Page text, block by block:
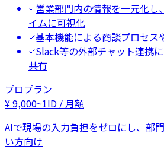
営業部門内の情報を一元化し
イムに可視化
基本機能による商談プロセス
Slack等の外部チャット連携
共有
プロプラン
¥9,000~1ID / 月額
AIで現場の入力負担をゼロにし、部
い方向け